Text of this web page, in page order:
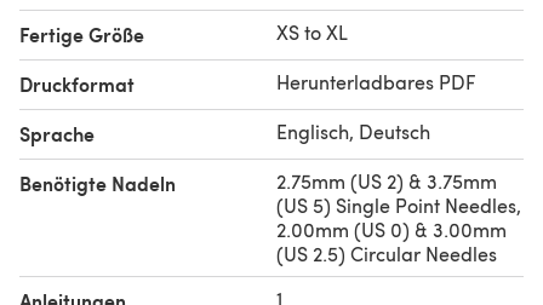
Fertige Größe XS to XL
Druckformat Herunterladbares PDF
Sprache Englisch, Deutsch
Benötigte Nadeln
2.75mm (US 2) & 3.75mm
(US 5) Single Point Needles,
2.00mm (US 0) & 3.00mm
(US 2.5) Circular Needles
1